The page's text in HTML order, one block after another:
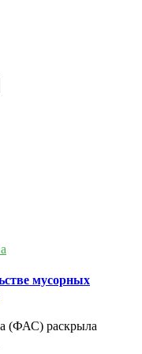
мусорных
(ФАС) раскрыла